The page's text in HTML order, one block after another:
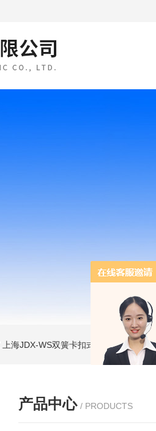
上海JDX-WS双簧卡扣式接地棒 JDX-WL
产品中心 / PRODUCTS